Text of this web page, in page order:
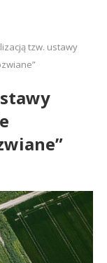
tzw. ustawy